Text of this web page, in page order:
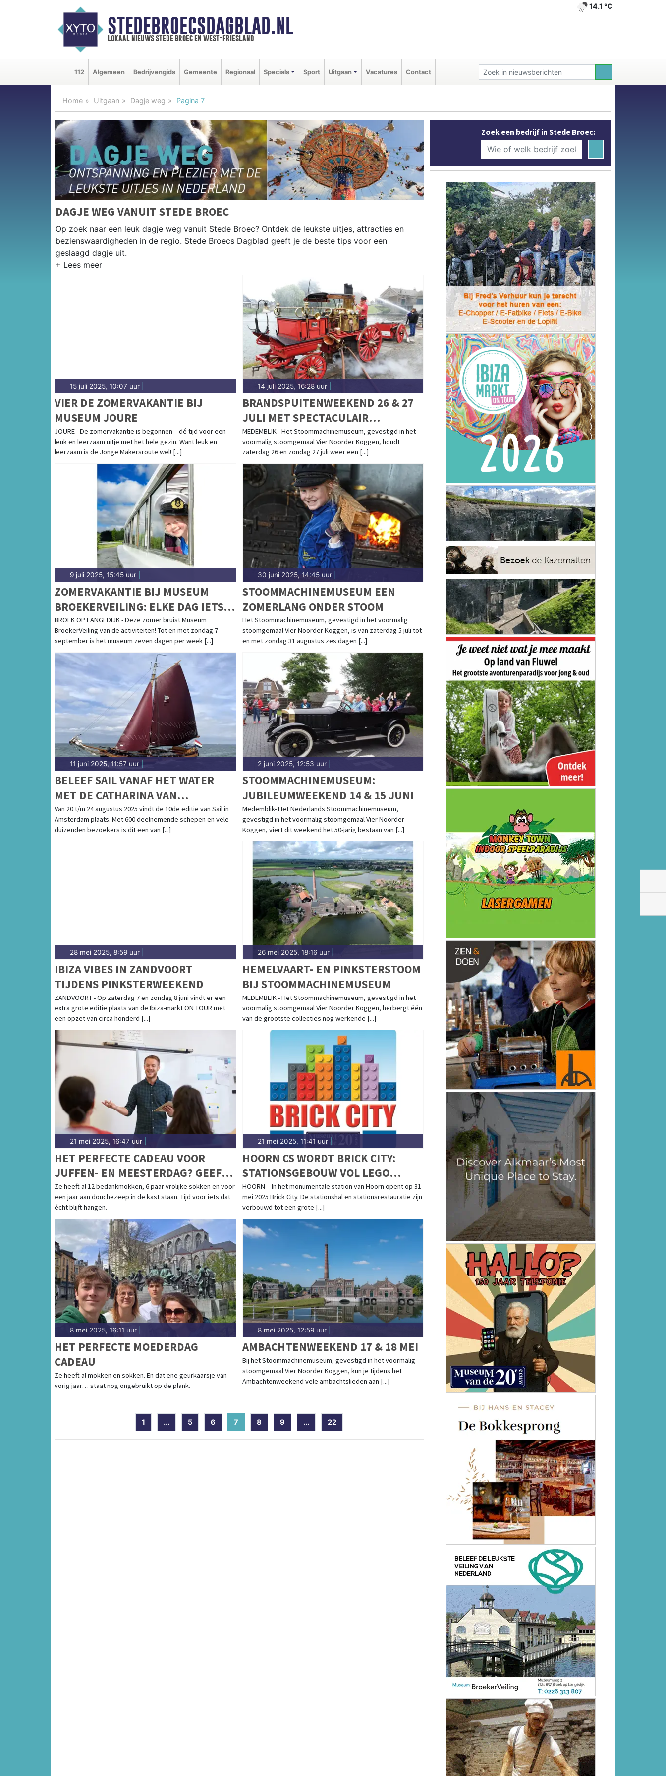
STEDEBROECSDAGBLAD.NL
lokaal nieuws stede broec en west-friesland
14.1 ℃
112 Algemeen Bedrijvengids Gemeente Regionaal Specials Sport Uitgaan Vacatures Contact
Home Uitgaan Dagje weg Pagina 7
DAGJE WEG VANUIT STEDE BROEC
Op zoek naar een leuk dagje weg vanuit Stede Broec? Ontdek de leukste uitjes, attracties en
bezienswaardigheden in de regio. Stede Broecs Dagblad geeft je de beste tips voor een
geslaagd dagje uit.
15 juli 2025, 10:07 uur
VIER DE ZOMERVAKANTIE BIJ
MUSEUM JOURE
JOURE - De zomervakantie is begonnen – dé tijd voor een
leuk en leerzaam uitje met het hele gezin. Want leuk en
leerzaam is de Jonge Makersroute wel! [...]
14 juli 2025, 16:28 uur|
BRANDSPUITENWEEKEND 26 & 27
JULI MET SPECTACULAIR
WATERSPEL
MEDEMBLIK - Het Stoommachinemuseum, gevestigd in het
voormalig stoomgemaal Vier Noorder Koggen, houdt
zaterdag 26 en zondag 27 juli weer een [...]
9 juli 2025, 15:45 uur
ZOMERVAKANTIE BIJ MUSEUM
BROEKERVEILING: ELKE DAG IETS
TE BELEVEN!
BROEK OP LANGEDIJK - Deze zomer bruist Museum
BroekerVeiling van de activiteiten! Tot en met zondag 7
september is het museum zeven dagen per week [...]
30 juni 2025, 14:45 uur|
STOOMMACHINEMUSEUM EEN
ZOMERLANG ONDER STOOM
Het Stoommachinemuseum, gevestigd in het voormalig
stoomgemaal Vier Noorder Koggen, is van zaterdag 5 juli tot
en met zondag 31 augustus zes dagen [...]
11 juni 2025, 11:57 uur
BELEEF SAIL VANAF HET WATER
MET DE CATHARINA VAN
MIJDRECHT
Van 20 t/m 24 augustus 2025 vindt de 10de editie van Sail in
Amsterdam plaats. Met 600 deelnemende schepen en vele
duizenden bezoekers is dit een van [...]
2 juni 2025, 12:53 uur|
STOOMMACHINEMUSEUM:
JUBILEUMWEEKEND 14 & 15 JUNI
Medemblik- Het Nederlands Stoommachinemuseum,
gevestigd in het voormalig stoomgemaal Vier Noorder
Koggen, viert dit weekend het 50-jarig bestaan van [...]
28 mei 2025, 8:59 uur
IBIZA VIBES IN ZANDVOORT
TIJDENS PINKSTERWEEKEND
ZANDVOORT - Op zaterdag 7 en zondag 8 juni vindt er een
extra grote editie plaats van de Ibiza-markt ON TOUR met
een opzet van circa honderd [...]
26 mei 2025, 18:16 uur|
HEMELVAART- EN PINKSTERSTOOM
BIJ STOOMMACHINEMUSEUM
MEDEMBLIK - Het Stoommachinemuseum, gevestigd in het
voormalig stoomgemaal Vier Noorder Koggen, herbergt één
van de grootste collecties nog werkende [...]
21 mei 2025, 16:47 uur
HET PERFECTE CADEAU VOOR
JUFFEN- EN MEESTERDAG? GEEF
EEN AVONTUUR!
Ze heeft al 12 bedankmokken, 6 paar vrolijke sokken en voor
een jaar aan douchezeep in de kast staan. Tijd voor iets dat
écht blijft hangen.
21 mei 2025, 11:41 uur|
HOORN CS WORDT BRICK CITY:
STATIONSGEBOUW VOL LEGO
STEENTJES
HOORN – In het monumentale station van Hoorn opent op 31
mei 2025 Brick City. De stationshal en stationsrestauratie zijn
verbouwd tot een grote [...]
8 mei 2025, 16:11 uur
HET PERFECTE MOEDERDAG
CADEAU
Ze heeft al mokken en sokken. En dat ene geurkaarsje van
vorig jaar… staat nog ongebruikt op de plank.
8 mei 2025, 12:59 uur|
AMBACHTENWEEKEND 17 & 18 MEI
Bij het Stoommachinemuseum, gevestigd in het voormalig
stoomgemaal Vier Noorder Koggen, kun je tijdens het
Ambachtenweekend vele ambachtslieden aan [...]
1 ... 5 6 7 (current)
8 9 ... 22
Zoek een bedrijf in Stede Broec: